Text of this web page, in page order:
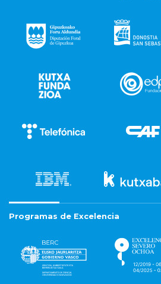
Programas de Excelencia